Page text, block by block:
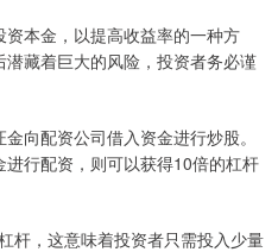
本金，以提高收益率的一种方
藏着巨大的风险，投资者务必谨
向配资公司借入资金进行炒股。
行配资，则可以获得10倍的杠杆
杆，这意味着投资者只需投入少量